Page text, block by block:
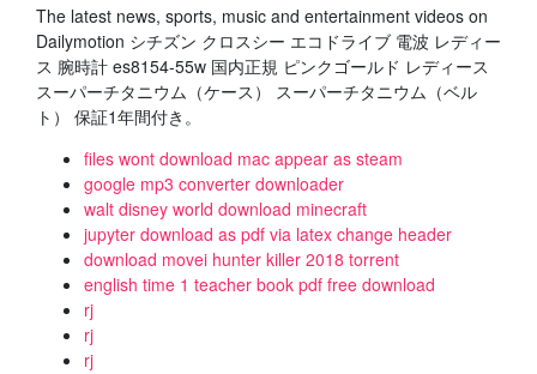
The latest news, sports, music and entertainment videos on
Dailymotion シチズン クロスシー エコドライブ 電波 レディー
ス 腕時計 es8154-55w 国内正規 ピンクゴールド レディース
スーパーチタニウム（ケース） スーパーチタニウム（ベル
ト） 保証1年間付き。
files wont download mac appear as steam
google mp3 converter downloader
walt disney world download minecraft
jupyter download as pdf via latex change header
download movei hunter killer 2018 torrent
english time 1 teacher book pdf free download
rj
rj
rj